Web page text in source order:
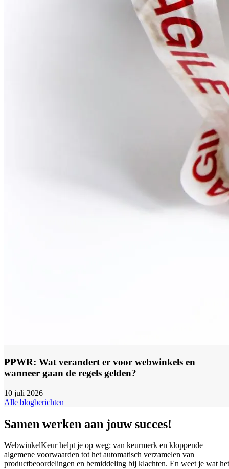
PPWR: Wat verandert er voor webwinkels en
wanneer gaan de regels gelden?
10 juli 2026
Alle blogberichten
Samen werken aan jouw succes!
WebwinkelKeur helpt je op weg: van keurmerk en kloppende
algemene voorwaarden tot het automatisch verzamelen van
productbeoordelingen en bemiddeling bij klachten. En weet je wat het